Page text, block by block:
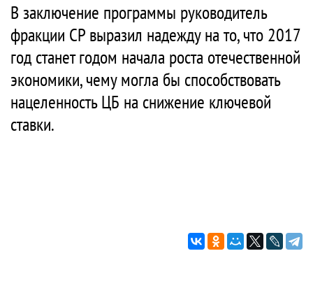
В заключение программы руководитель
фракции СР выразил надежду на то, что 2017
год станет годом начала роста отечественной
экономики, чему могла бы способствовать
нацеленность ЦБ на снижение ключевой
ставки.